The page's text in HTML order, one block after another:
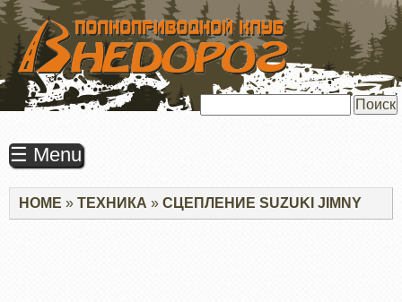
ПЕРЕЙТИ
ОСНОВНОМУ
СОДЕРЖАНИЮ
☰ Menu
Строка
навигации
HOME ТЕХНИКА СЦЕПЛЕНИЕ SUZUKI JIMNY